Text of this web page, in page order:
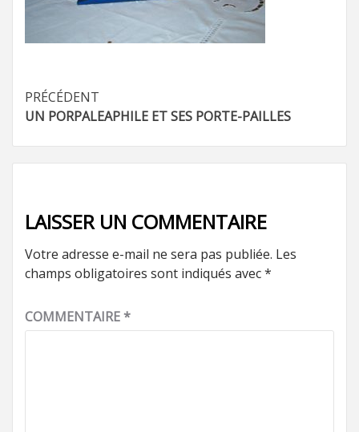
Navigation
d’article
PRÉCÉDENT
UN PORPALEAPHILE ET SES PORTE-PAILLES
LAISSER UN COMMENTAIRE
Votre adresse e-mail ne sera pas publiée. Les
champs obligatoires sont indiqués avec*
COMMENTAIRE*